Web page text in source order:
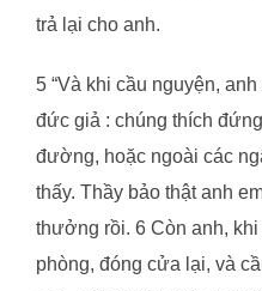
trả lại cho anh.
5 “Và khi cầu nguyện,
đức giả : chúng thích
đường, hoặc ngoài các
thấy. Thầy bảo thật anh
thưởng rồi. 6 Còn anh,
phòng, đóng cửa lại, và